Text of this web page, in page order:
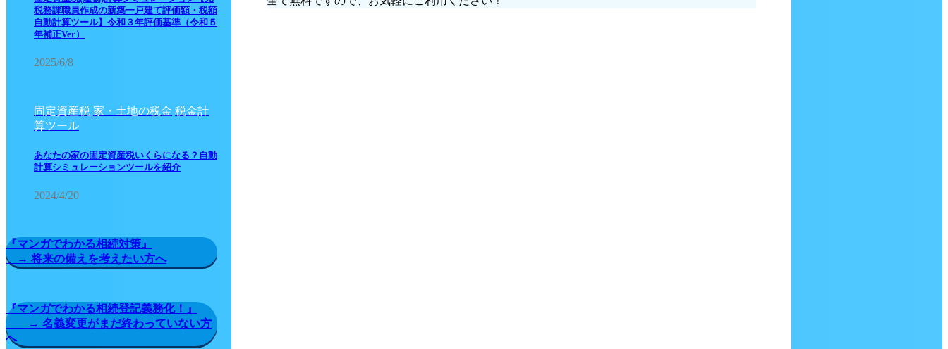
税務課職員作成の新築一戸建て評価額・税額
自動計算ツール】令和３年評価基準（令和５
年補正Ver）
2025/6/8
固定資産税 家・土地の税金 税金計
算ツール
あなたの家の固定資産税いくらになる？自動
計算シミュレーションツールを紹介
2024/4/20
『マンガでわかる相続対策』
→ 将来の備えを考えたい方へ
『マンガでわかる相続登記義務化！』
→ 名義変更がまだ終わっていない方
へ